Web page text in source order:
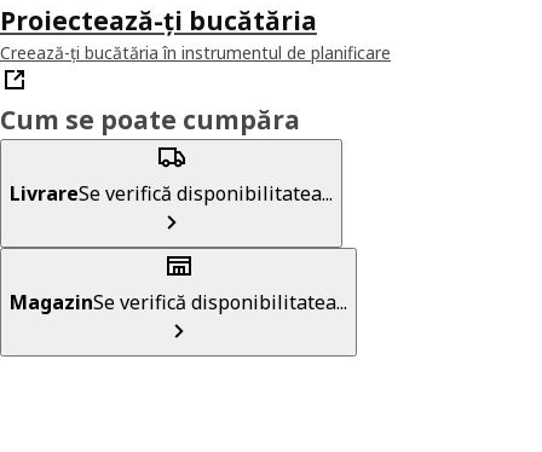
Proiectează-ți bucătăria
Creează-ți bucătăria în instrumentul de planificare
Cum se poate cumpăra
LivrareSe verifică disponibilitatea...
MagazinSe verifică disponibilitatea...